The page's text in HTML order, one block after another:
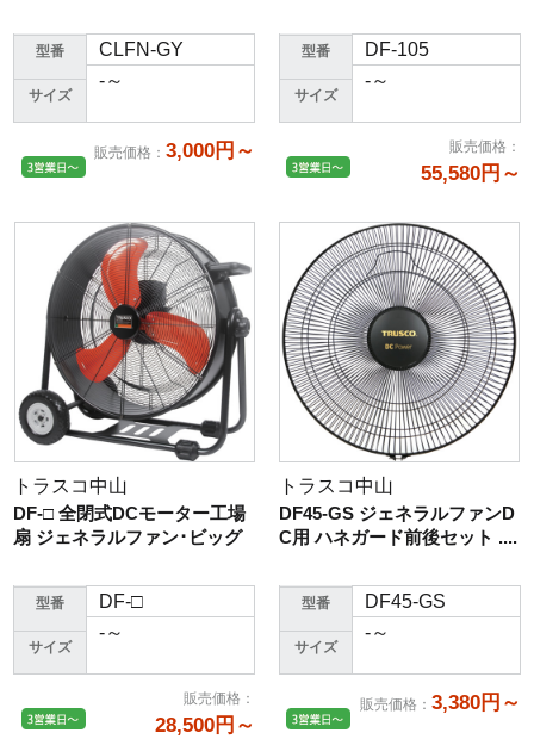
型番 CLFN-GY
サイズ
-～
販売価格 ： 3,000円～
型番 DF-105
サイズ
-～
販売価格 ：
55,580円～
トラスコ中山
DF-□ 全閉式DCモーター工場
扇 ジェネラルファン･ビッグ
型番 DF-□
サイズ
-～
販売価格 ：
28,500円～
トラスコ中山
DF45-GS ジェネラルファンD
C用 ハネガード前後セット ....
型番 DF45-GS
サイズ
-～
販売価格 ： 3,380円～